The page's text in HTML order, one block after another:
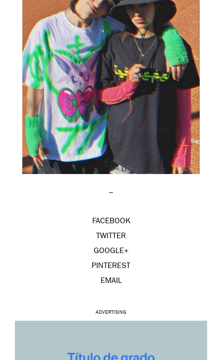
FACEBOOK
TWITTER
GOOGLE+
PINTEREST
EMAIL
ADVERTISING